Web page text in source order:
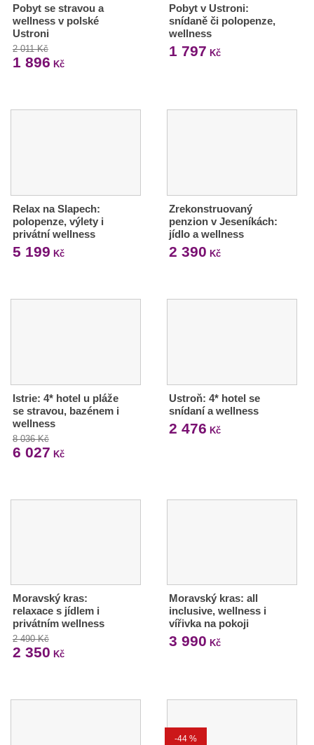
Pobyt se stravou a
wellness v polské
Ustroni
2 011 Kč
1 896 Kč
Pobyt v Ustroni:
snídaně či polopenze,
wellness
1 797 Kč
Relax na Slapech:
polopenze, výlety i
privátní wellness
5 199 Kč
Zrekonstruovaný
penzion v Jeseníkách:
jídlo a wellness
2 390 Kč
Istrie: 4* hotel u pláže
se stravou, bazénem i
wellness
8 036 Kč
6 027 Kč
Ustroň: 4* hotel se
snídaní a wellness
2 476 Kč
Moravský kras:
relaxace s jídlem i
privátním wellness
2 490 Kč
2 350 Kč
Moravský kras: all
inclusive, wellness i
vířivka na pokoji
3 990 Kč
-44 %